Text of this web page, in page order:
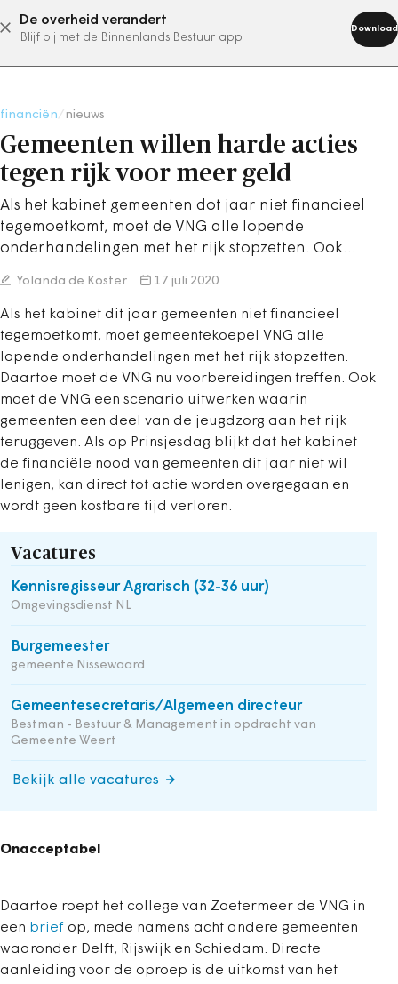
De overheid verandert
Blijf bij met de Binnenlands Bestuur app
Download
abonneer nu
financiën nieuws
Gemeenten willen harde acties
tegen rijk voor meer geld
Als het kabinet gemeenten dot jaar niet financieel
tegemoetkomt, moet de VNG alle lopende
onderhandelingen met het rijk stopzetten. Ook…
Yolanda de Koster 17 juli 2020
Als het kabinet dit jaar gemeenten niet financieel
tegemoetkomt, moet gemeentekoepel VNG alle
lopende onderhandelingen met het rijk stopzetten.
Daartoe moet de VNG nu voorbereidingen treffen. Ook
moet de VNG een scenario uitwerken waarin
gemeenten een deel van de jeugdzorg aan het rijk
teruggeven. Als op Prinsjesdag blijkt dat het kabinet
de financiële nood van gemeenten dit jaar niet wil
lenigen, kan direct tot actie worden overgegaan en
wordt geen kostbare tijd verloren.
Vacatures
Kennisregisseur Agrarisch (32-36 uur)
Omgevingsdienst NL
Burgemeester
gemeente Nissewaard
Gemeentesecretaris/Algemeen directeur
Bestman - Bestuur & Management in opdracht van
Gemeente Weert
Bekijk alle vacatures
Onacceptabel
Daartoe roept het college van Zoetermeer de VNG in
een brief op, mede namens acht andere gemeenten
waaronder Delft, Rijswijk en Schiedam. Directe
aanleiding voor de oproep is de uitkomst van het